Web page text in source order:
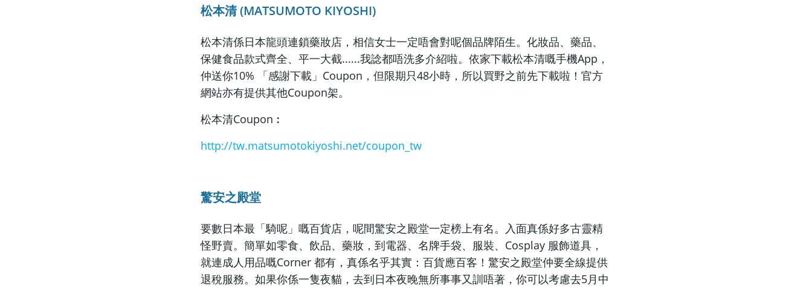
松本清 (MATSUMOTO KIYOSHI)
松本清係日本龍頭連鎖藥妝店，相信女士一定唔會對呢個品牌陌生。 化妝品、藥品、
保健食品款式齊全、平一大截......我諗都唔洗多介紹啦。依家下載松本清嘅手機App，
仲送你10% 「感謝下載」Coupon，但限期只48小時， 所以買野之前先下載啦！官方
網站亦有提供其他Coupon架。
松本清Coupon︰
http://tw.matsumotokiyoshi.net/coupon_tw
驚安之殿堂
要數日本最「騎呢」嘅百貨店，呢間驚安之殿堂一定榜上有名。 入面真係好多古靈精
怪野賣。簡單如零食、飲品、藥妝，到電器、 名牌手袋、服裝、Cosplay 服飾道具，
就連成人用品嘅Corner 都有，真係名乎其實：百貨應百客！ 驚安之殿堂仲要全線提供
退稅服務。如果你係一隻夜貓， 去到日本夜晚無所事事又訓唔著， 你可以考慮去5月中